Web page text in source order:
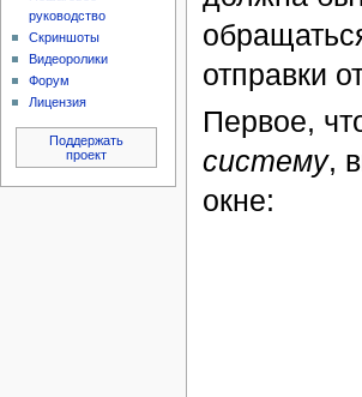
отправки
Первое,
систему,
окне:
руководство
Скриншоты
Видеоролики
Форум
Лицензия
Поддержать
проект